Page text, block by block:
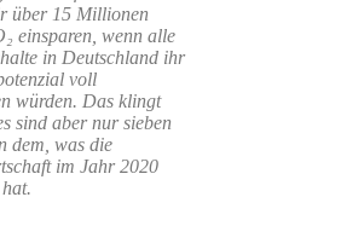
über 15 Millionen
einsparen, wenn alle
in Deutschland ihr
voll
würden. Das klingt
sind aber nur sieben
dem, was die
im Jahr 2020